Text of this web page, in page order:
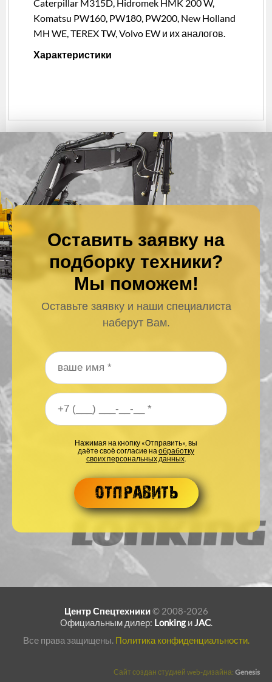
Caterpillar M315D, Hidromek HMK 200 W,
Komatsu PW160, PW180, PW200, New Holland
MH WE, TEREX TW, Volvo EW и их аналогов.
Характеристики
Оставить заявку на
подборку техники?
Мы поможем!
Оставьте заявку и наши специалиста
наберут Вам.
Ваше имя*
Ваш номер телефона*
Нажимая на кнопку «Отправить», вы
даёте своё согласие наобработку
своих персональных данных.
Центр Спецтехники© 2008-2026
Официальным дилер: LonkingиJAC.
Все права защищены. Политика конфиденциальности.
Сайт создан студией web-дизайна: Genesis